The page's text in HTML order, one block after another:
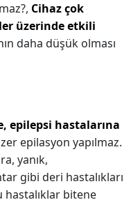
Cihaz çok
üzerinde etkili
daha düşük olması
epilepsi hastalarına
epilasyon yapılmaz.
yanık,
gibi deri hastalıkları
hastalıklar bitene